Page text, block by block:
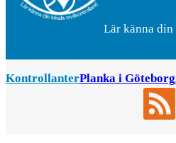
Lär känna
KontrollanterPlanka i Göteborg